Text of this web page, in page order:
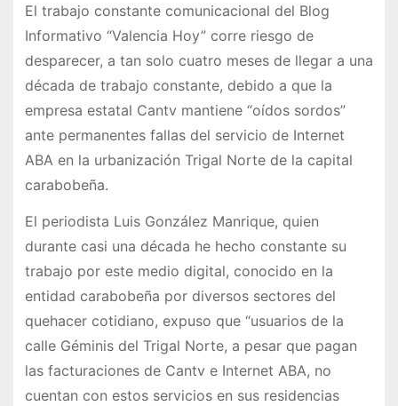
El trabajo constante comunicacional del Blog
Informativo “Valencia Hoy” corre riesgo de
desparecer, a tan solo cuatro meses de llegar a una
década de trabajo constante, debido a que la
empresa estatal Cantv mantiene “oídos sordos”
ante permanentes fallas del servicio de Internet
ABA en la urbanización Trigal Norte de la capital
carabobeña.
El periodista Luis González Manrique, quien
durante casi una década he hecho constante su
trabajo por este medio digital, conocido en la
entidad carabobeña por diversos sectores del
quehacer cotidiano, expuso que “usuarios de la
calle Géminis del Trigal Norte, a pesar que pagan
las facturaciones de Cantv e Internet ABA, no
cuentan con estos servicios en sus residencias